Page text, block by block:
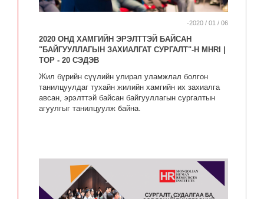
-2020 / 01 / 06
2020 ОНД ХАМГИЙН ЭРЭЛТТЭЙ БАЙСАН
"БАЙГУУЛЛАГЫН ЗАХИАЛГАТ СУРГАЛТ"-Н MHRI |
TOP - 20 СЭДЭВ
Жил бүрийн сүүлийн улирал уламжлал болгон
танилцуулдаг тухайн жилийн хамгийн их захиалга
авсан, эрэлттэй байсан байгууллагын сургалтын
агуулгыг танилцуулж байна.